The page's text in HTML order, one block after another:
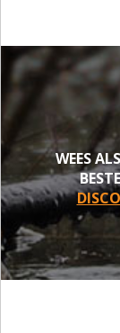
WEES ALS